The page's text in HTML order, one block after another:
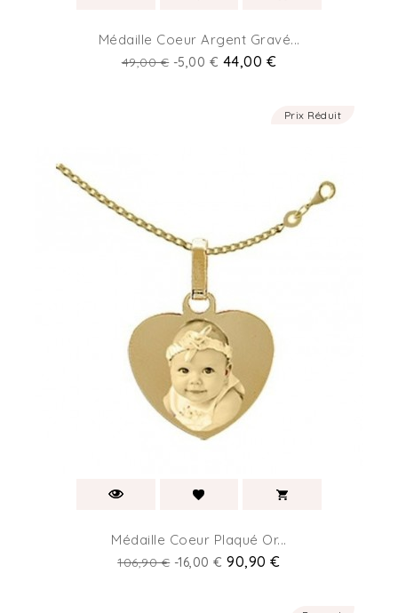
Médaille Coeur Argent Gravé...
Prix
49,00 € -5,00 € Prix
44,00 €
Prix Réduit
Médaille Coeur Plaqué Or...
Prix
106,90 € -16,00 € Prix
90,90 €